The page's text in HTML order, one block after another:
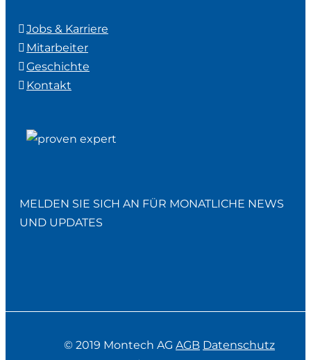
Jobs & Karriere
Mitarbeiter
Geschichte
Kontakt
MELDEN SIE SICH AN FÜR MONATLICHE NEWS
UND UPDATES
© 2019 Montech AG AGB Datenschutz